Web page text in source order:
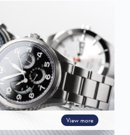
View more